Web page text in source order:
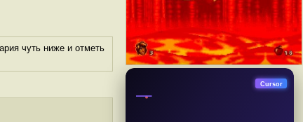
чуть ниже и отметь
Cursor